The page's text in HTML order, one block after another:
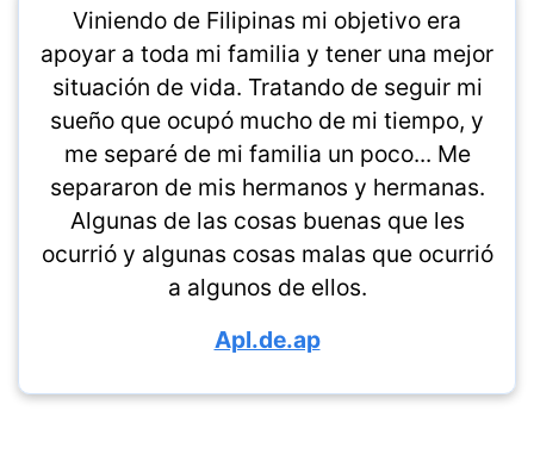
Viniendo de Filipinas mi objetivo era
apoyar a toda mi familia y tener una mejor
situación de vida. Tratando de seguir mi
sueño que ocupó mucho de mi tiempo, y
me separé de mi familia un poco... Me
separaron de mis hermanos y hermanas.
Algunas de las cosas buenas que les
ocurrió y algunas cosas malas que ocurrió
a algunos de ellos.
Apl.de.ap